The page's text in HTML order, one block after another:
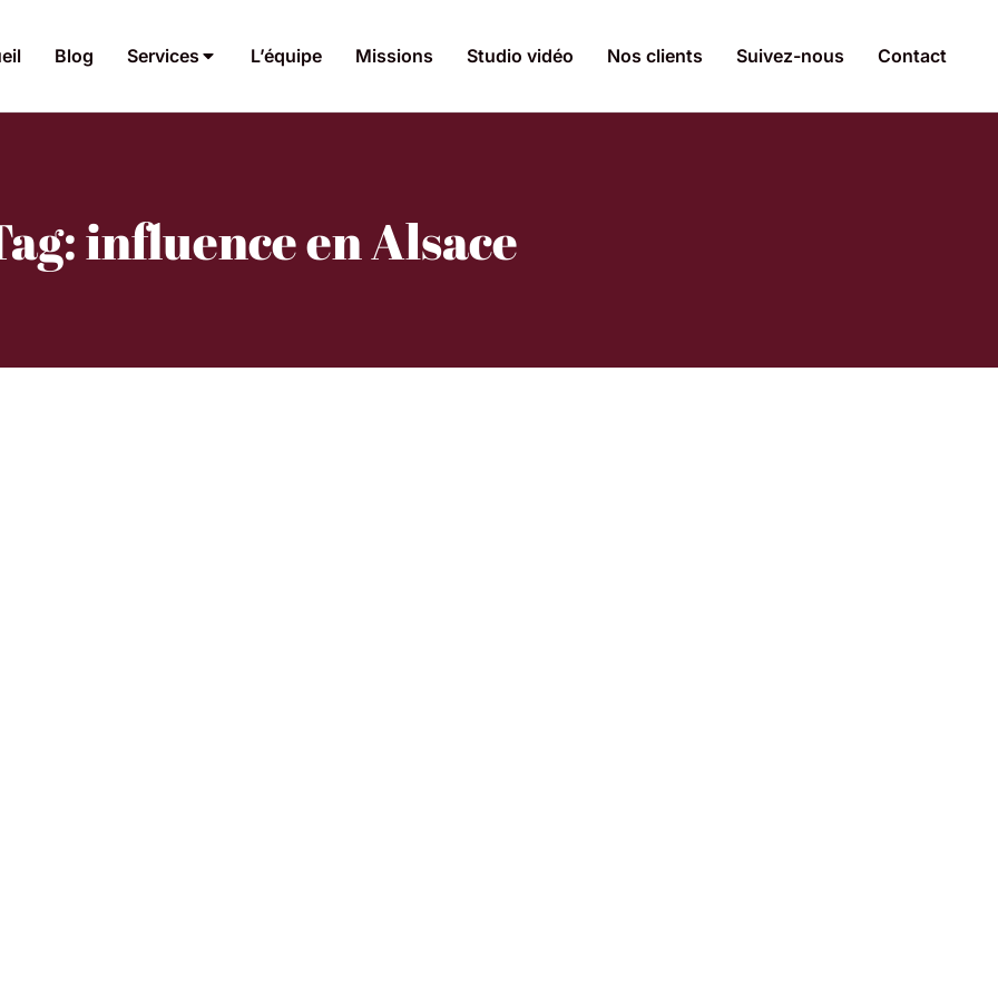
Blog Services L’équipe Missions Studio vidéo Nos clients Suivez-nous Contact
influence en Alsace